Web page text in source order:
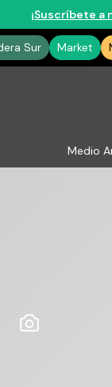
¡Suscríbete a
Sur Market
Medio